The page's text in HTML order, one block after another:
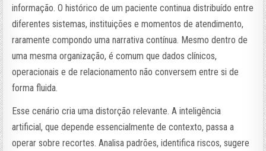
informação. O histórico de um paciente continua distribuído entre
diferentes sistemas, instituições e momentos de atendimento,
raramente compondo uma narrativa contínua. Mesmo dentro de
uma mesma organização, é comum que dados clínicos,
operacionais e de relacionamento não conversem entre si de
forma fluida.
Esse cenário cria uma distorção relevante. A inteligência
artificial, que depende essencialmente de contexto, passa a
operar sobre recortes. Analisa padrões, identifica riscos, sugere